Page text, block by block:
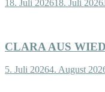
18. Juli 202618. Juli 2026
CLARA AUS
5. Juli 20264. August